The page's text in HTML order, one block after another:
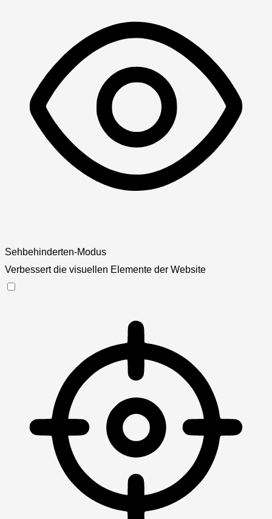
Sehbehinderten-Modus
Verbessert die visuellen Elemente der Website